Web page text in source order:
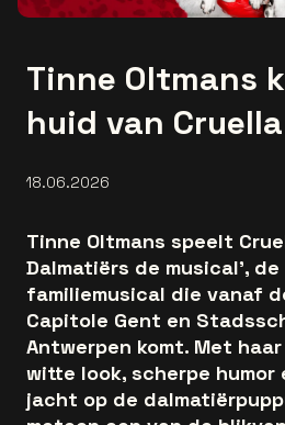
Tinne Oltmans
huid van
18.06.2026
Tinne Oltmans speelt
Dalmatiërs de musical',
familiemusical die vanaf
Capitole Gent en
Antwerpen komt. Met
witte look, scherpe humor
jacht op de